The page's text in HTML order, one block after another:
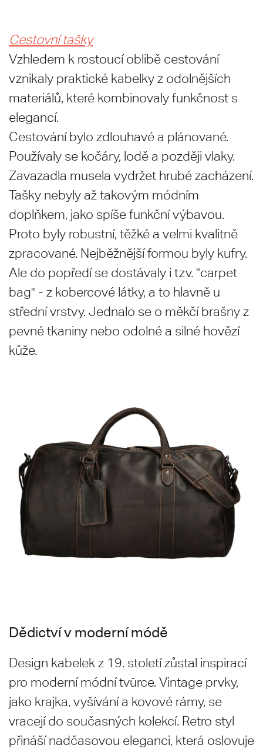
Cestovní tašky
Vzhledem k rostoucí oblibě cestování
vznikaly praktické kabelky z odolnějších
materiálů, které kombinovaly funkčnost s
elegancí.
Cestování bylo zdlouhavé a plánované.
Používaly se kočáry, lodě a později vlaky.
Zavazadla musela vydržet hrubé zacházení.
Tašky nebyly až takovým módním
doplňkem, jako spíše funkční výbavou.
Proto byly robustní, těžké a velmi kvalitně
zpracované. Nejběžnější formou byly kufry.
Ale do popředí se dostávaly i tzv. "carpet
bag" - z kobercové látky, a to hlavně u
střední vrstvy. Jednalo se o měkčí brašny z
pevné tkaniny nebo odolné a silné hovězí
kůže.
Dědictví v moderní módě
Design kabelek z 19. století zůstal inspirací
pro moderní módní tvŭrce. Vintage prvky,
jako krajka, vyšívání a kovové rámy, se
vracejí do současných kolekcí. Retro styl
přináší nadčasovou eleganci, která oslovuje